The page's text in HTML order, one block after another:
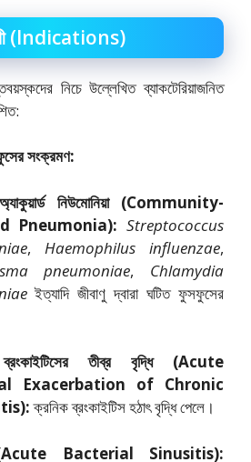
(Indications)
নিচে উল্লেখিত ব্যাকটেরিয়াজনিত
সংক্রমণ:
অ্যাকুয়ার্ড নিউমোনিয়া (Community-
Pneumonia): Streptococcus
, Haemophilus influenzae,
pneumoniae, Chlamydia
ইত্যাদি জীবাণু দ্বারা ঘটিত ফুসফুসের
ব্রংকাইটিসের তীব্র বৃদ্ধি (Acute
Exacerbation of Chronic
ক্রনিক ব্রংকাইটিস হঠাৎ বৃদ্ধি পেলে।
(Acute Bacterial Sinusitis):